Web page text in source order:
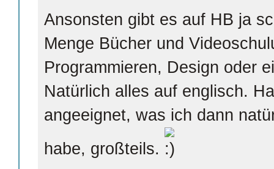
Ansonsten gibt es auf HB ja
Menge Bücher und
Programmieren, Design oder
Natürlich alles auf englisch.
angeeignet, was ich dann
habe, großteils.